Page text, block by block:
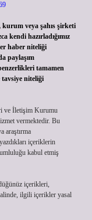
veya şahıs şirketi
kendi hazırladığımız
haber niteliği
paylaşım
tamamen
niteliği
ve İletişim Kurumu
vermektedir. Bu
araştırma
içeriklerin
kabul etmiş
içerikleri,
ilgili içerikler yasal